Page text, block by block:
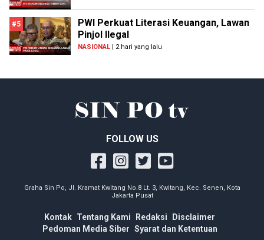
#5
PWI Perkuat Literasi Keuangan, Lawan
Pinjol Ilegal
NASIONAL | 2 hari yang lalu
FOLLOW US
Graha Sin Po, Jl. Kramat Kwitang No.8 Lt. 3, Kwitang, Kec. Senen, Kota
Jakarta Pusat
Kontak Tentang Kami Redaksi
Disclaimer
Pedoman Media Siber Syarat dan Ketentuan